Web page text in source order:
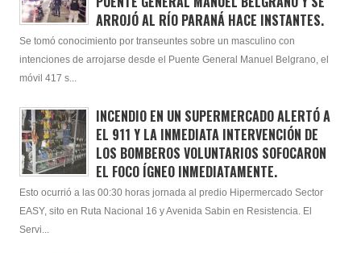
ARROJÓ AL RÍO PARANÁ HACE INSTANTES.
Se tomó conocimiento por transeuntes sobre un masculino con
intenciones de arrojarse desde el Puente General Manuel Belgrano, el
móvil 417 s...
INCENDIO EN UN SUPERMERCADO ALERTÓ A
EL 911 Y LA INMEDIATA INTERVENCIÓN DE
LOS BOMBEROS VOLUNTARIOS SOFOCARON
EL FOCO ÍGNEO INMEDIATAMENTE.
Esto ocurrió a las 00:30 horas jornada al predio Hipermercado Sector
EASY, sito en Ruta Nacional 16 y Avenida Sabin en Resistencia. El
Servi...